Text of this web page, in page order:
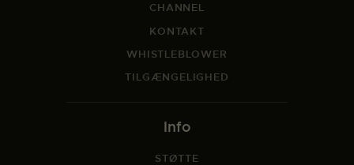
CHANNEL
KONTAKT
WHISTLEBLOWER
TILGÆNGELIGHED
Info
STØTTE